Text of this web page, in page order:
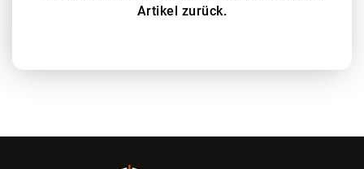
Artikel zurück.